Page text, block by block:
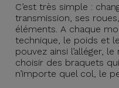
C’est très simple :
transmission, ses
éléments. A chaque
technique, le poids et
pouvez ainsi l’alléger,
choisir des braquets
n’importe quel col, le